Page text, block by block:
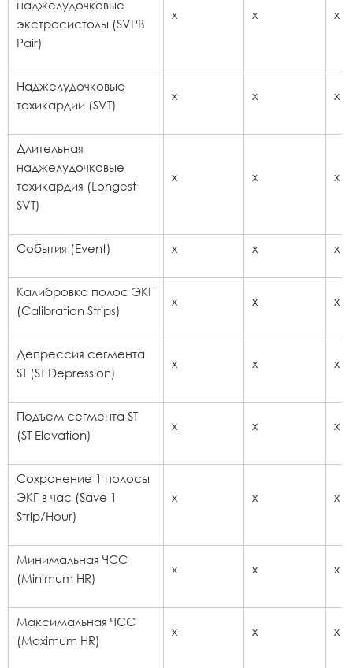
наджелудочковые
экстрасистолы (SVPB
Pair)
x x x
Наджелудочковые
тахикардии (SVT)
x x x
Длительная
наджелудочковые
тахикардия (Longest
SVT)
x x x
События (Event) x x x
Калибровка полос ЭКГ
(Calibration Strips)
x x x
Депрессия сегмента
ST (ST Depression)
x x x
Подъем сегмента ST
(ST Elevation)
x x x
Сохранение 1 полосы
ЭКГ в час (Save 1
Strip/Hour)
x x x
Минимальная ЧСС
(Minimum HR)
x x x
Максимальная ЧСС
(Maximum HR)
x x x